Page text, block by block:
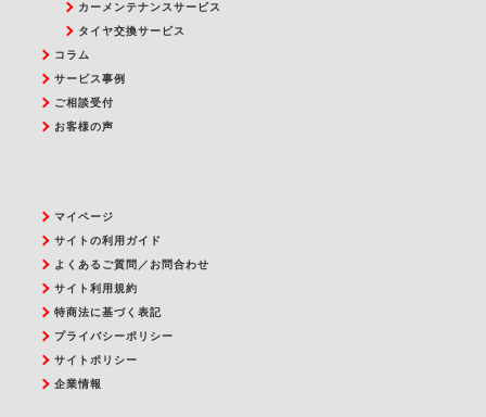
カーメンテナンスサービス
タイヤ交換サービス
コラム
サービス事例
ご相談受付
お客様の声
マイページ
サイトの利用ガイド
よくあるご質問／お問合わせ
サイト利用規約
特商法に基づく表記
プライバシーポリシー
サイトポリシー
企業情報